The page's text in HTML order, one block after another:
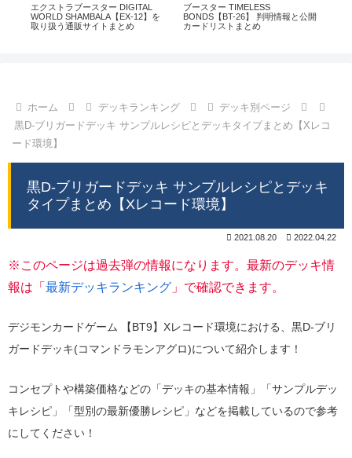
エクストラブースター DIGITAL
WORLD SHAMBALA【EX-12】を
取り扱う通販サイトまとめ
ブースター TIMELESS
BONDS【BT-26】 判明情報と公開
カードリストまとめ
ホーム デッキランキング
デッキ別ページ
黒D-ブリガードデッキ サンプルレシピとデッキタイプまとめ【Xレコ
ード環境】
黒D-ブリガードデッキ サンプルレシピとデッキ
タイプまとめ【Xレコード環境】
2021.08.20 2022.04.22
※このページは過去弾の情報になります。最新のデッキ情
報は「 最新デッキランキング 」で確認できます。
デジモンカードゲーム 【BT9】Xレコード環境における、黒D-ブリ
ガードデッキ(コマンドラモンアグロ)について紹介します！
コンセプトや構築価格などの「デッキの基本情報」「サンプルデッ
キレシピ」「型別の最新優勝レシピ」などを掲載しているので参考
にしてください！